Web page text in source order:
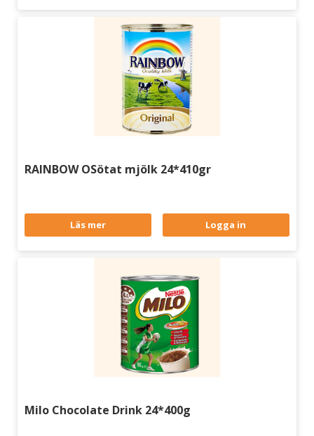
RAINBOW OSötat mjölk 24*410gr
Läs mer Logga in
Milo Chocolate Drink 24*400g